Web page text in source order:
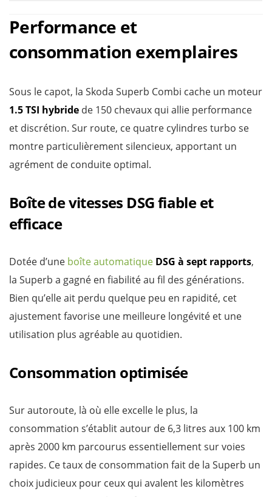
Performance et
consommation exemplaires
Sous le capot, la Skoda Superb Combi cache un moteur
1.5 TSI hybride de 150 chevaux qui allie performance
et discrétion. Sur route, ce quatre cylindres turbo se
montre particulièrement silencieux, apportant un
agrément de conduite optimal.
Boîte de vitesses DSG fiable et
efficace
Dotée d’une boîte automatique DSG à sept rapports,
la Superb a gagné en fiabilité au fil des générations.
Bien qu’elle ait perdu quelque peu en rapidité, cet
ajustement favorise une meilleure longévité et une
utilisation plus agréable au quotidien.
Consommation optimisée
Sur autoroute, là où elle excelle le plus, la
consommation s’établit autour de 6,3 litres aux 100 km
après 2000 km parcourus essentiellement sur voies
rapides. Ce taux de consommation fait de la Superb un
choix judicieux pour ceux qui avalent les kilomètres